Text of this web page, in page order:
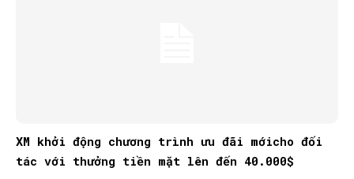
XM khởi động chương trình ưu đãi mớicho đối
tác với thưởng tiền mặt lên đến 40.000$